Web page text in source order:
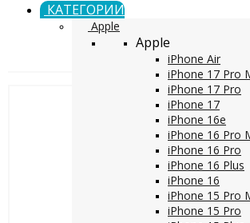
КАТЕГОРИИ
Apple
Apple
iPhone Air
iPhone 17 Pro
iPhone 17 Pro
iPhone 17
iPhone 16e
iPhone 16 Pro
iPhone 16 Pro
iPhone 16 Plus
iPhone 16
iPhone 15 Pro
iPhone 15 Pro